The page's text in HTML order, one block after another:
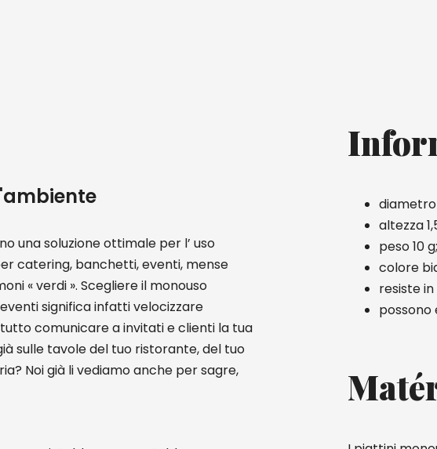
una soluzione ottimale per l’ uso
catering, banchetti, eventi, mense
« verdi ». Scegliere il monouso
significa infatti velocizzare
comunicare a invitati e clienti la tua
sulle tavole del tuo ristorante, del tuo
Noi già li vediamo anche per sagre,
diametro
altezza
peso 10 g;
colore
resiste
possono